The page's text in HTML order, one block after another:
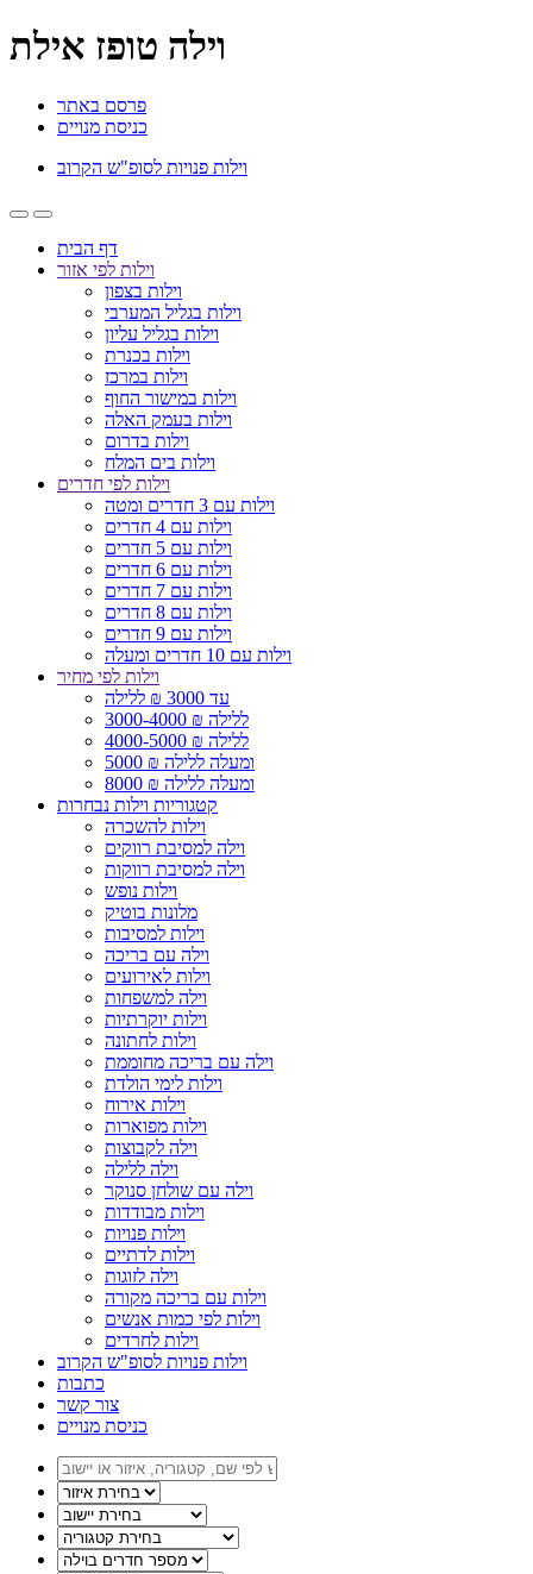
וילה טופז אילת
פרסם באתר
כניסת מנויים
וילות פנויות לסופ"ש הקרוב
דף הבית
וילות לפי אזור
וילות בצפון
וילות בגליל המערבי
וילות בגליל עליון
וילות בכנרת
וילות במרכז
וילות במישור החוף
וילות בעמק האלה
וילות בדרום
וילות בים המלח
וילות לפי חדרים
וילות עם 3 חדרים ומטה
וילות עם 4 חדרים
וילות עם 5 חדרים
וילות עם 6 חדרים
וילות עם 7 חדרים
וילות עם 8 חדרים
וילות עם 9 חדרים
וילות עם 10 חדרים ומעלה
וילות לפי מחיר
עד 3000 ₪ ללילה
3000-4000 ₪ ללילה
4000-5000 ₪ ללילה
5000 ₪ ומעלה ללילה
8000 ₪ ומעלה ללילה
קטגוריות וילות נבחרות
וילות להשכרה
וילה למסיבת רווקים
וילה למסיבת רווקות
וילות נופש
מלונות בוטיק
וילות למסיבות
וילה עם בריכה
וילות לאירועים
וילה למשפחות
וילות יוקרתיות
וילות לחתונה
וילה עם בריכה מחוממת
וילות לימי הולדת
וילות אירוח
וילות מפוארות
וילה לקבוצות
וילה ללילה
וילה עם שולחן סנוקר
וילות מבודדות
וילות פנויות
וילות לדתיים
וילה לזוגות
וילות עם בריכה מקורה
וילות לפי כמות אנשים
וילות לחרדים
וילות פנויות לסופ"ש הקרוב
כתבות
צור קשר
כניסת מנויים